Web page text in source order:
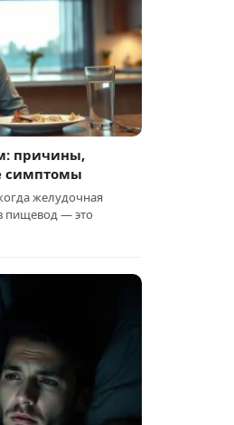
причины,
симптомы
желудочная
пищевод — это